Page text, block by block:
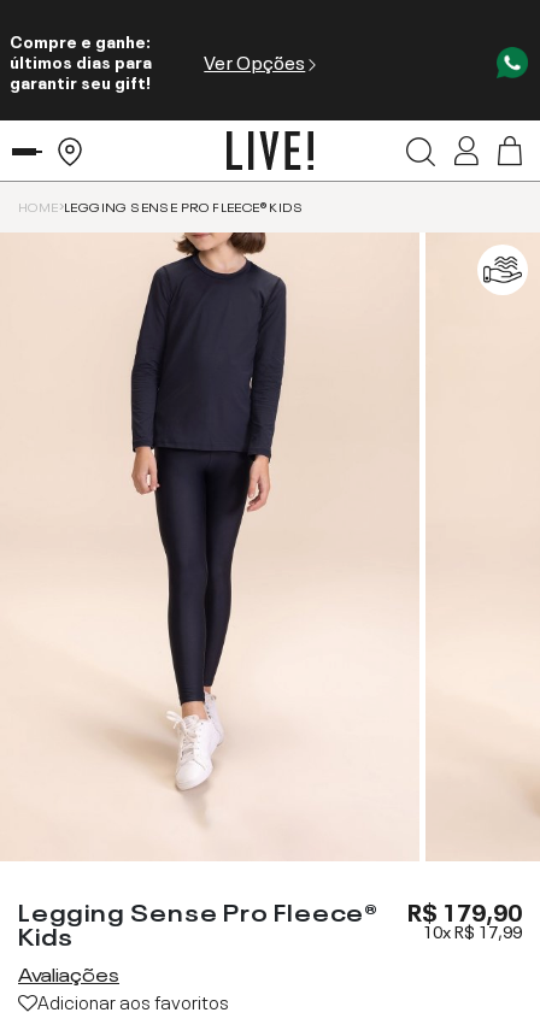
Compre e ganhe:
últimos dias para
garantir seu gift!
Ver Opções
HOME LEGGING SENSE PRO FLEECE® KIDS
Legging Sense Pro Fleece®
Kids
Avaliações
Adicionar aos favoritos
R$ 179,90
10xR$ 17,99